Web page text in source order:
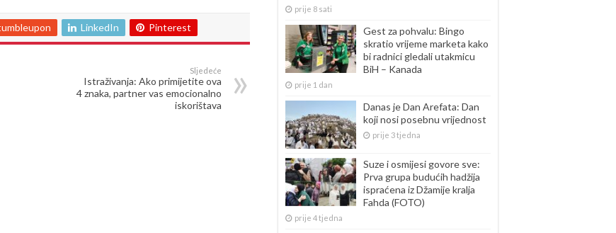
LinkedIn Pinterest
Sljedeće
Istraživanja: Ako primijetite ova
4 znaka, partner vas emocionalno
iskorištava
prije 8 sati
Gest za pohvalu: Bingo
skratio vrijeme marketa kako
bi radnici gledali utakmicu
BiH – Kanada
prije 1 dan
Danas je Dan Arefata: Dan
koji nosi posebnu vrijednost
prije 3 tjedna
Suze i osmijesi govore sve:
Prva grupa budućih hadžija
ispraćena iz Džamije kralja
Fahda (FOTO)
prije 4 tjedna